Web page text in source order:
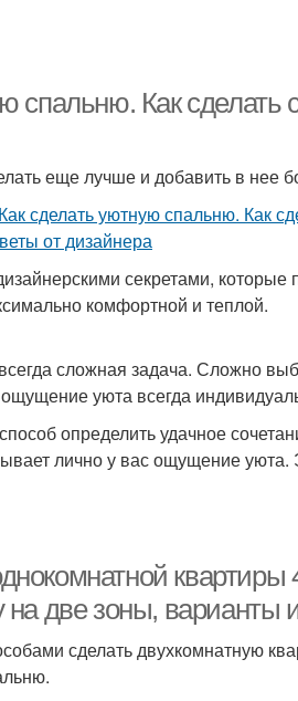
спальню. Как
еще лучше и добавить в нее
секретами,
комфортной и теплой.
сложная задача. Сложно
уюта всегда
определить удачное
лично у вас ощущение
квартиры
на две зоны, варианты
сделать двухкомнатную